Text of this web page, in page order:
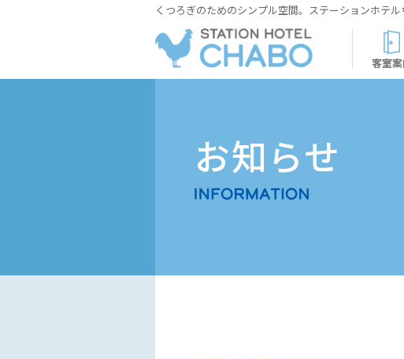
くつろぎのためのシンプル空間。ステーションホテル
客室案
お知らせ